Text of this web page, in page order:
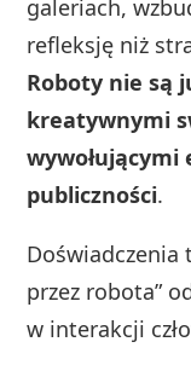
galeriach,
refleksję niż
Roboty nie są
kreatywnymi
wywołującymi
publiczności.
Doświadczenia
przez robota”
w interakcji